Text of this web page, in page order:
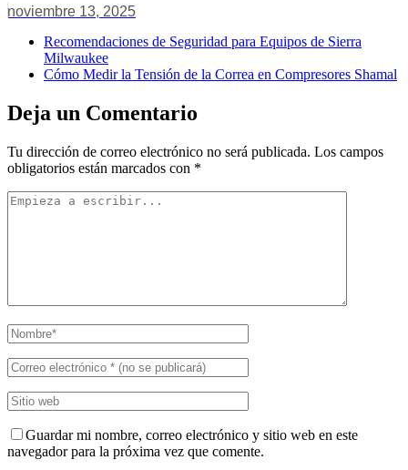
noviembre 13, 2025
Recomendaciones de Seguridad para Equipos de Sierra
Milwaukee
Cómo Medir la Tensión de la Correa en Compresores Shamal
Deja un Comentario
Tu dirección de correo electrónico no será publicada. Los campos
obligatorios están marcados con *
Guardar mi nombre, correo electrónico y sitio web en este
navegador para la próxima vez que comente.